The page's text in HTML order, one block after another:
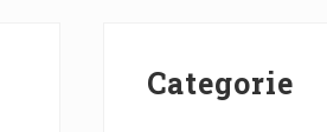
Sidebar
Categorie